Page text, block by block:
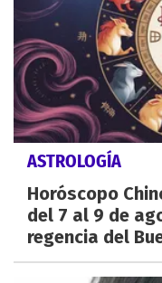
ASTROLOGÍA
Horóscopo
del 7 al 9 de
regencia del